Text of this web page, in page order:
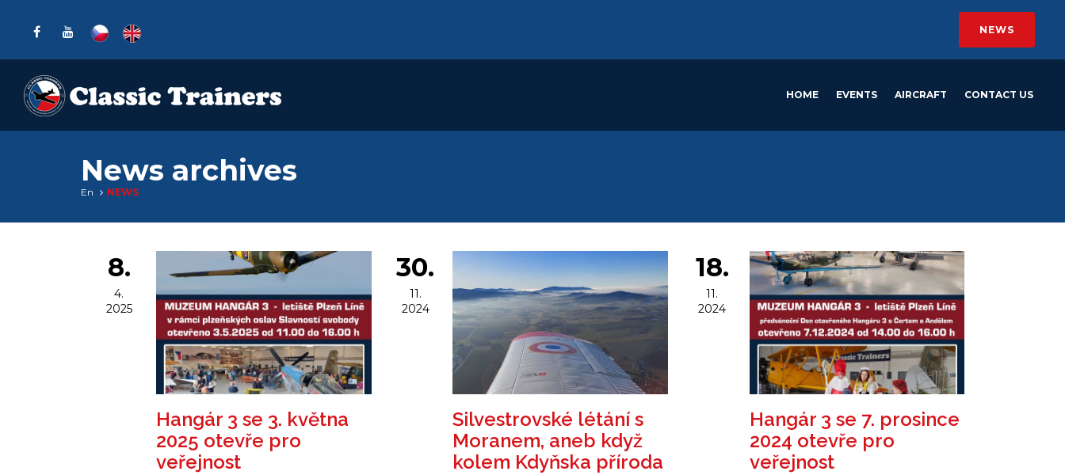
NEWS
HOME EVENTS AIRCRAFT CONTACT US
News archives
En NEWS
Hangár 3 se 3. května
2025 otevře pro
veřejnost
8.
4.
2025
Silvestrovské létání s
Moranem, aneb když
kolem Kdyňska příroda
30.
11.
2024
Hangár 3 se 7. prosince
2024 otevře pro
veřejnost
18.
11.
2024